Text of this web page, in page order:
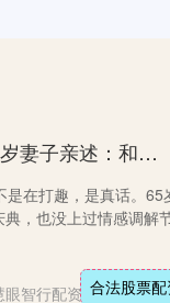
合法股票配资 婚后7年仍恩爱如初！65岁妻子亲述：和年轻丈夫的3个相处秘诀，不靠激情靠经营
在打趣，是真话。65
，也没上过情感调解
合法股票配
眼智行配资